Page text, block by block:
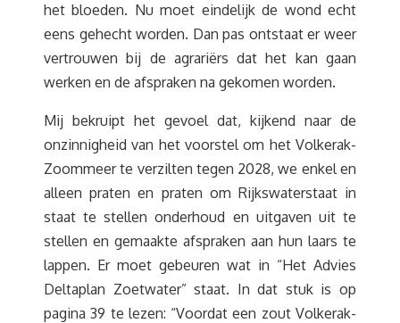
het bloeden. Nu moet eindelijk de wond echt
eens gehecht worden. Dan pas ontstaat er weer
vertrouwen bij de agrariërs dat het kan gaan
werken en de afspraken na gekomen worden.
Mij bekruipt het gevoel dat, kijkend naar de
onzinnigheid van het voorstel om het Volkerak-
Zoommeer te verzilten tegen 2028, we enkel en
alleen praten en praten om Rijkswaterstaat in
staat te stellen onderhoud en uitgaven uit te
stellen en gemaakte afspraken aan hun laars te
lappen. Er moet gebeuren wat in “Het Advies
Deltaplan Zoetwater” staat. In dat stuk is op
pagina 39 te lezen: “Voordat een zout Volkerak-